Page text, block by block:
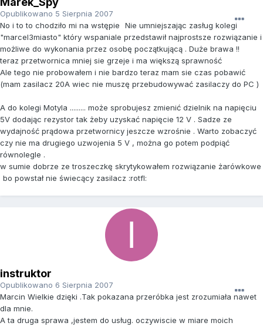
Opublikowano 5 Sierpnia 2007
No i to to chodziło mi na wstępie
Nie umniejszając zasług kolegi
"marcel3miasto" który wspaniale przedstawił najprostsze rozwiązanie i
możliwe do wykonania przez osobę początkującą . Duże brawa !!
teraz przetwornica mniej sie grzeje i ma większą sprawność
Ale tego nie probowałem i nie bardzo teraz mam sie czas pobawić
(mam zasilacz 20A wiec nie muszę przebudowywać zasilaczy do PC )
A do kolegi Motyla ......... może sprobujesz zmienić dzielnik na napięciu
5V dodając rezystor tak żeby uzyskać napięcie 12 V . Sadze ze
wydajność prądowa przetwornicy jeszcze wzrośnie . Warto zobaczyć
czy nie ma drugiego uzwojenia 5 V , można go potem podpiąć
równolegle .
w sumie dobrze ze troszeczkę skrytykowałem rozwiązanie żarówkowe
bo powstał nie świecący zasilacz :rotfl:
instruktor
Opublikowano 6 Sierpnia 2007
Marcin Wielkie dzięki .Tak pokazana przeróbka jest zrozumiała nawet
dla mnie.
A ta druga sprawa ,jestem do usług. oczywiscie w miare moich